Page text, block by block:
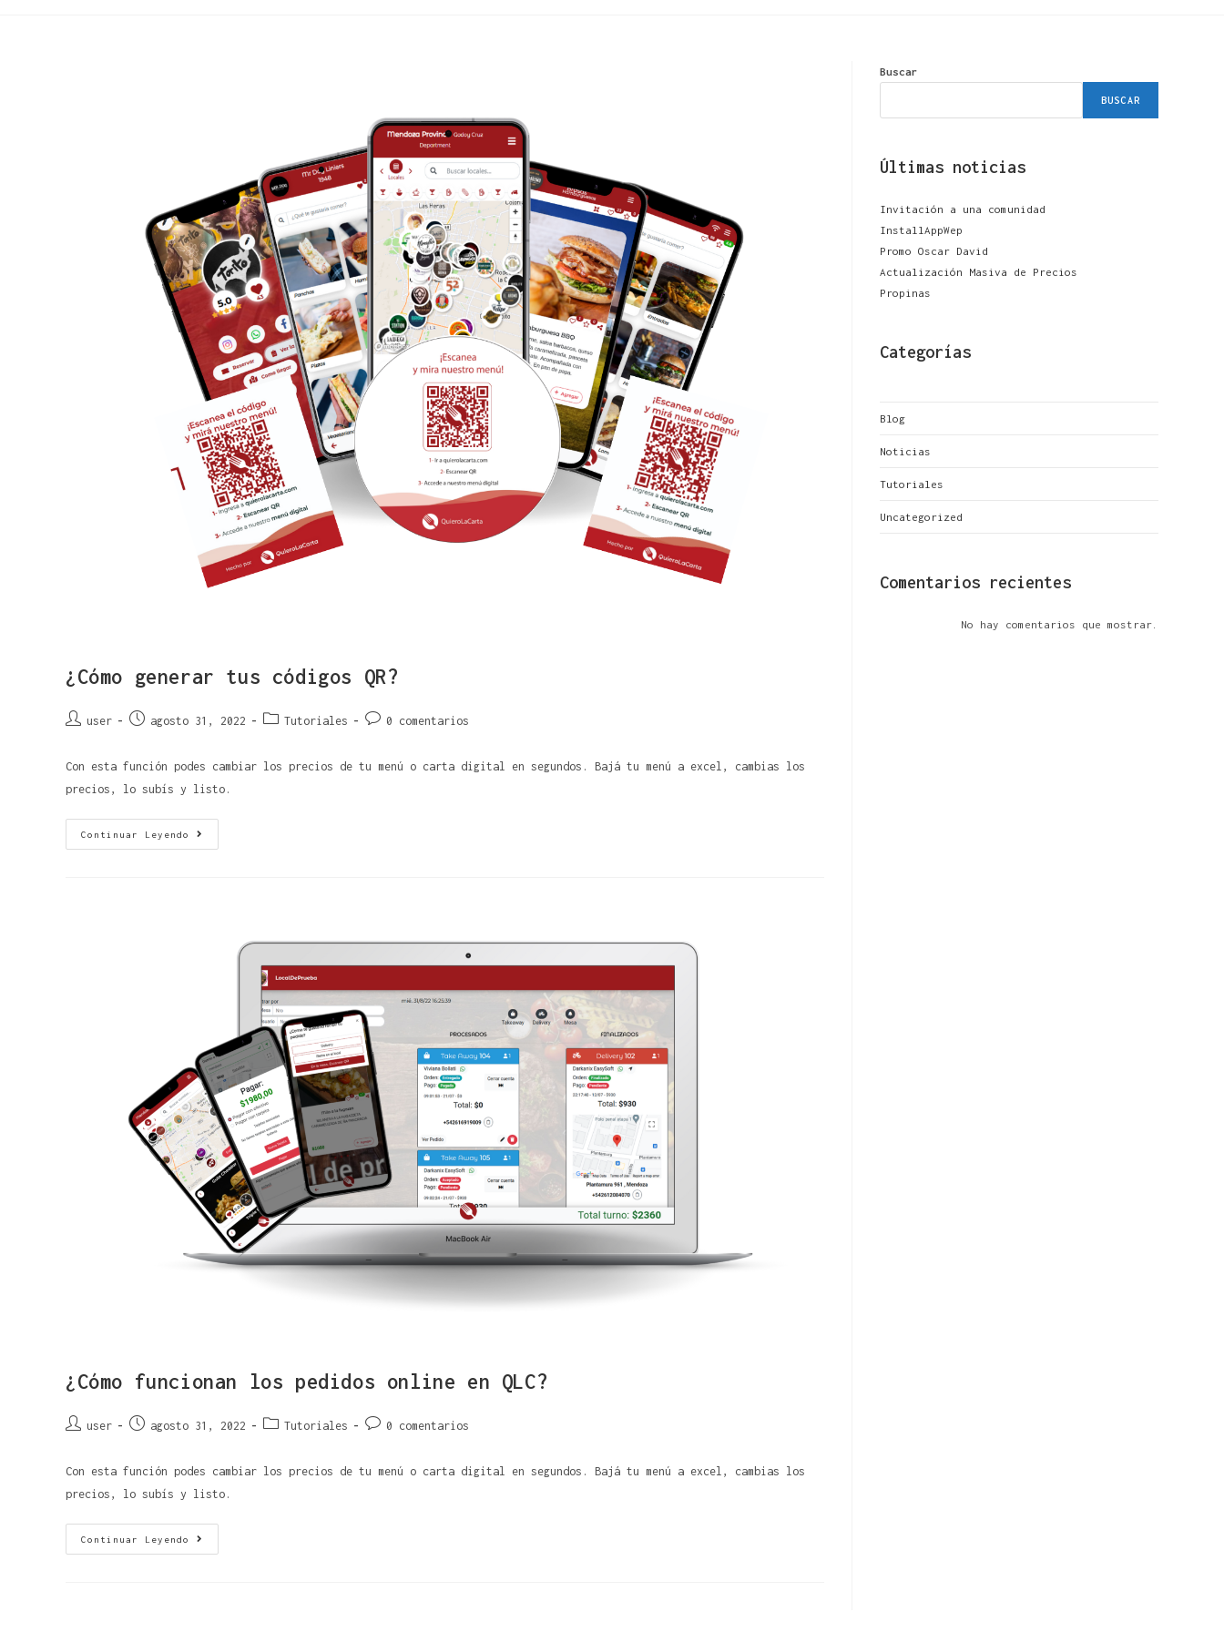
¿Cómo generar tus códigos QR?
user agosto 31, 2022 Tutoriales 0 comentarios
Con esta función podes cambiar los precios de tu menú o carta digital en segundos. Bajá tu menú a excel, cambias los
precios, lo subís y listo.
Continuar Leyendo
¿Cómo funcionan los pedidos online en QLC?
user agosto 31, 2022 Tutoriales 0 comentarios
Con esta función podes cambiar los precios de tu menú o carta digital en segundos. Bajá tu menú a excel, cambias los
precios, lo subís y listo.
Continuar Leyendo
Buscar
BUSCAR
Últimas noticias
Invitación a una comunidad
InstallAppWep
Promo Oscar David
Actualización Masiva de Precios
Propinas
Categorías
Blog
Noticias
Tutoriales
Uncategorized
Comentarios recientes
No hay comentarios que mostrar.